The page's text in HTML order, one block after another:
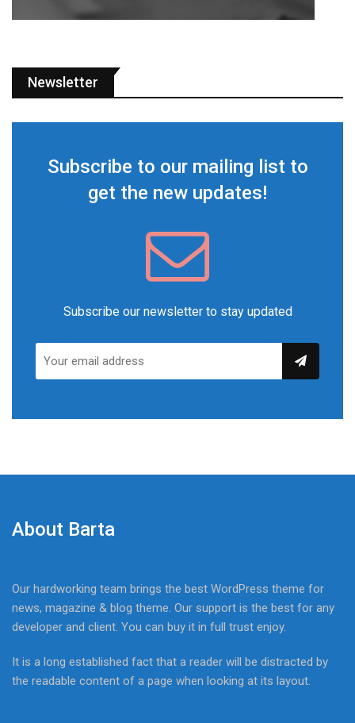
Newsletter
Subscribe to our mailing list to
get the new updates!
Subscribe our newsletter to stay updated
About Barta
Our hardworking team brings the best WordPress theme for
news, magazine & blog theme. Our support is the best for any
developer and client. You can buy it in full trust enjoy.
It is a long established fact that a reader will be distracted by
the readable content of a page when looking at its layout.